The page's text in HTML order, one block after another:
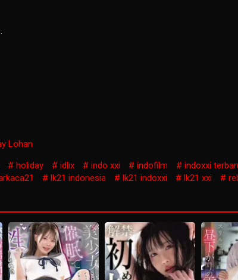
Lohan
holiday idlix indo xxi indofilm
indoxxi
lk21 indonesia lk21 indoxxi lk21 xxi